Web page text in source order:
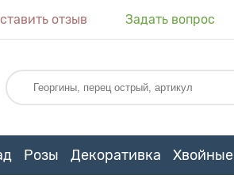
отзыв Задать вопрос
Розы Декоративка Хвойные